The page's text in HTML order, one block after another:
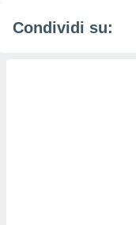
Condividi su: